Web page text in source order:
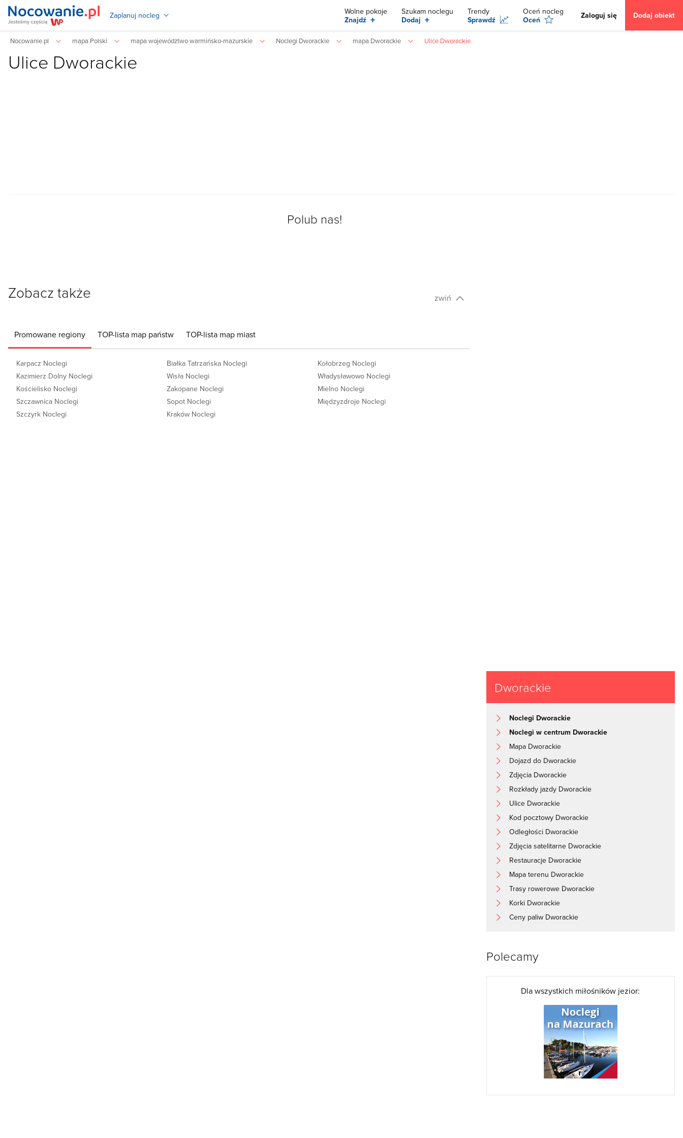
Zaplanuj nocleg
Wolne pokoje
Znajdź +
Szukam noclegu
Dodaj +
Trendy
Sprawdź
Oceń nocleg
Oceń
Zaloguj się Dodaj obiekt
Nocowanie.pl mapa Polski mapa województwo warmińsko-mazurskie Noclegi Dworackie mapa Dworackie Ulice Dworackie
Ulice Dworackie
Polub nas!
Zobacz także zwiń
Promowane regiony TOP-lista map państw TOP-lista map miast
Karpacz Noclegi
Kazimierz Dolny Noclegi
Kościelisko Noclegi
Szczawnica Noclegi
Szczyrk Noclegi
Białka Tatrzańska Noclegi
Wisła Noclegi
Zakopane Noclegi
Sopot Noclegi
Kraków Noclegi
Kołobrzeg Noclegi
Władysławowo Noclegi
Mielno Noclegi
Międzyzdroje Noclegi
Dworackie
Noclegi Dworackie
Noclegi w centrum Dworackie
Mapa Dworackie
Dojazd do Dworackie
Zdjęcia Dworackie
Rozkłady jazdy Dworackie
Ulice Dworackie
Kod pocztowy Dworackie
Odległości Dworackie
Zdjęcia satelitarne Dworackie
Restauracje Dworackie
Mapa terenu Dworackie
Trasy rowerowe Dworackie
Korki Dworackie
Ceny paliw Dworackie
Polecamy
Dla wszystkich miłośników jezior: